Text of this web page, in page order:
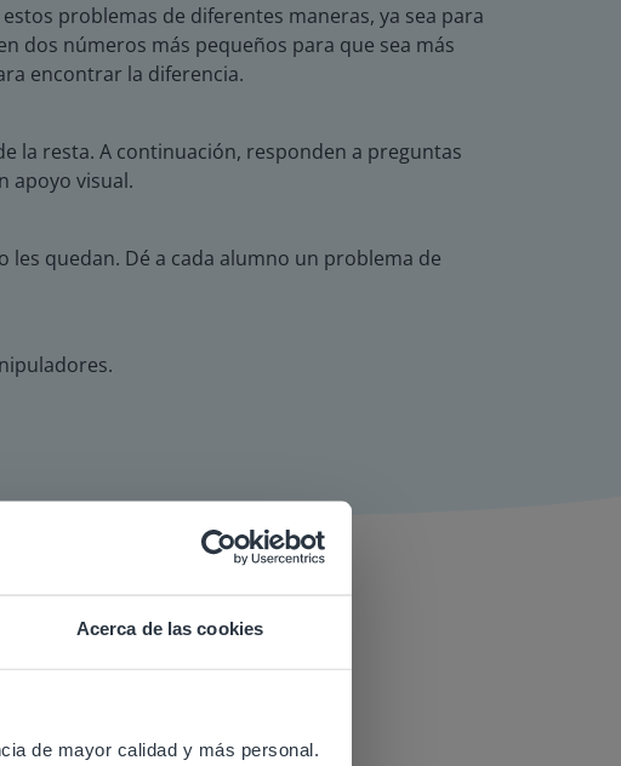
Acerca de las cookies
de mayor calidad y más personal.
problemas de diferentes maneras, ya sea para
dos números más pequeños para que sea más
encontrar la diferencia.
la resta. A continuación, responden a preguntas
apoyo visual.
quedan. Dé a cada alumno un problema de